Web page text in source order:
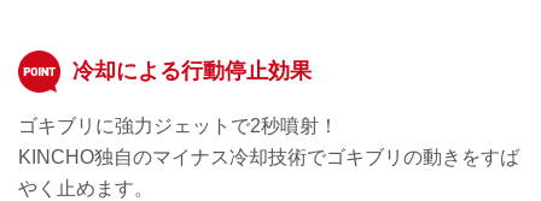
冷却による行動停止効果
ゴキブリに強力ジェットで2秒噴射！
KINCHO独自のマイナス冷却技術でゴキブリの動きをすば
やく止めます。